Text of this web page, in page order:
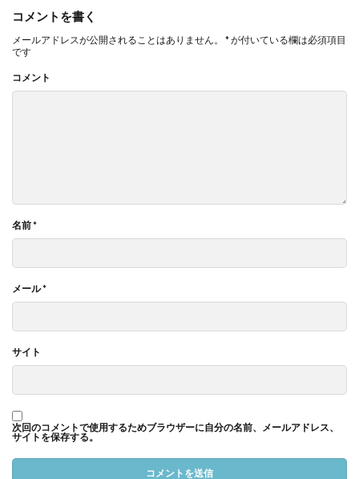
コメントを書く
メールアドレスが公開されることはありません。 *が付いている欄は必須項目
です
コメント
名前*
メール*
サイト
次回のコメントで使用するためブラウザーに自分の名前、メールアドレス、
サイトを保存する。